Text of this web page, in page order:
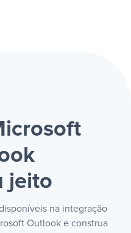
jeito
na integração
Outlook e construa